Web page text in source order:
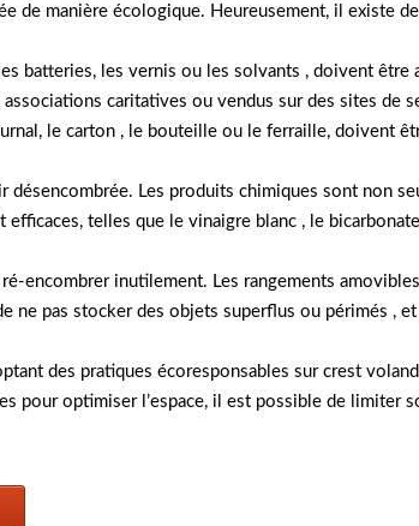
de manière écologique. Heureusement, il existe
batteries, les vernis ou les solvants , doivent être
caritatives ou vendus sur des sites de
le carton , le bouteille ou le ferraille, doivent
désencombrée. Les produits chimiques sont non
telles que le vinaigre blanc , le
encombrer inutilement. Les rangements
ne pas stocker des objets superflus ou périmés ,
des pratiques écoresponsables sur crest
pour optimiser l’espace, il est possible de limiter